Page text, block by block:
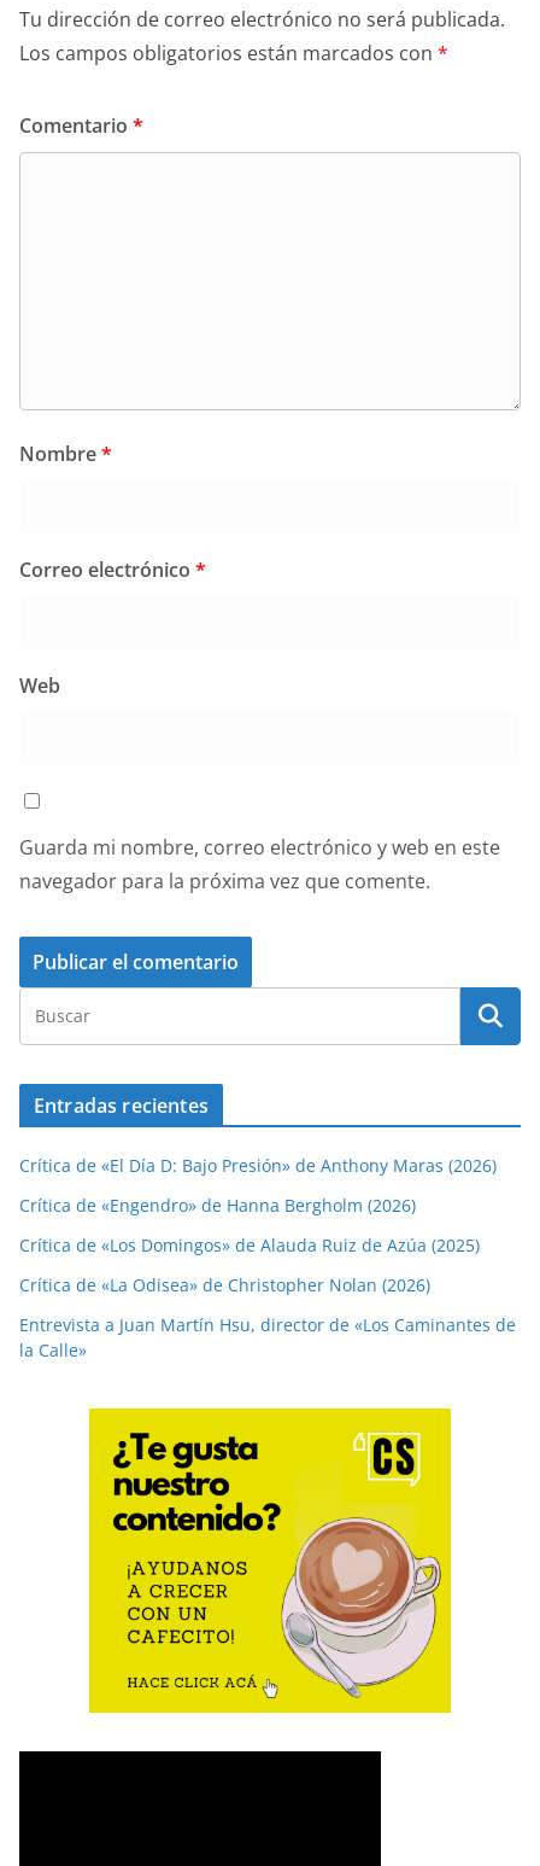
Tu dirección de correo electrónico no será publicada.
Los campos obligatorios están marcados con *
Comentario *
Nombre*
Correo electrónico *
Web
Guarda mi nombre, correo electrónico y web en este
navegador para la próxima vez que comente.
Entradas recientes
Crítica de «El Día D: Bajo Presión» de Anthony Maras (2026)
Crítica de «Engendro» de Hanna Bergholm (2026)
Crítica de «Los Domingos» de Alauda Ruiz de Azúa (2025)
Crítica de «La Odisea» de Christopher Nolan (2026)
Entrevista a Juan Martín Hsu, director de «Los Caminantes de
la Calle»